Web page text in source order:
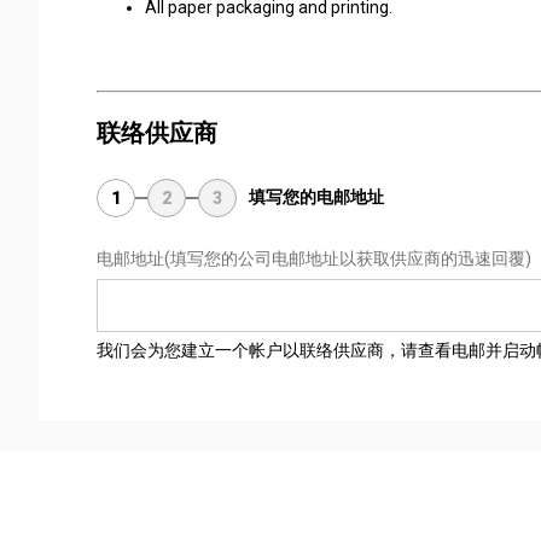
All paper packaging and printing.
联络供应商
1 2 3 填写您的电邮地址
电邮地址(填写您的公司电邮地址以获取供应商的迅速回覆)
我们会为您建立一个帐户以联络供应商，请查看电邮并启动